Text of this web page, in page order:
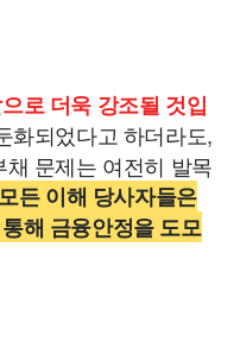
로 더욱 강조될 것입
화되었다고 하더라도,
문제는 여전히 발목
든 이해 당사자들은
해 금융안정을 도모